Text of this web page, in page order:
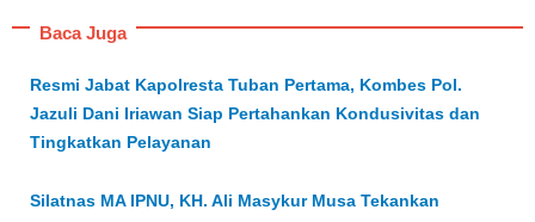
Baca Juga
Resmi Jabat Kapolresta Tuban Pertama, Kombes Pol.
Jazuli Dani Iriawan Siap Pertahankan Kondusivitas dan
Tingkatkan Pelayanan
Silatnas MA IPNU, KH. Ali Masykur Musa Tekankan